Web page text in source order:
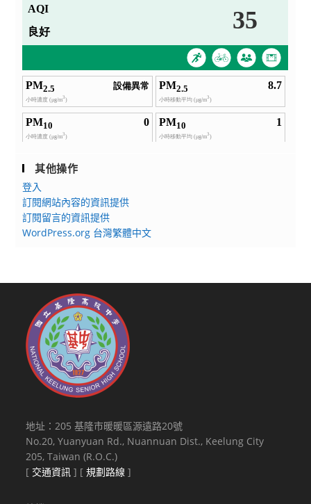
其他操作
登入
訂閱網站內容的資訊提供
訂閱留言的資訊提供
WordPress.org 台灣繁體中文
地址：205 基隆市暖暖區源遠路20號
No.20, Yuanyuan Rd., Nuannuan Dist., Keelung City
205, Taiwan (R.O.C.)
[ 交通資訊 ] [規劃路線 ]